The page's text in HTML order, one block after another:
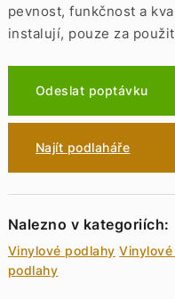
pevnost, funkčnost a
instalují, pouze za
Odeslat poptávku
Najít podlaháře
Nalezno v kategoriích:
Vinylové podlahy
podlahy